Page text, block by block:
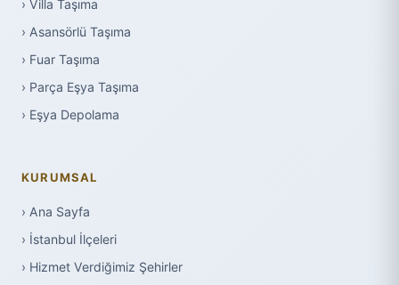
› Villa Taşıma
› Asansörlü Taşıma
› Fuar Taşıma
› Parça Eşya Taşıma
› Eşya Depolama
KURUMSAL
› Ana Sayfa
› İstanbul İlçeleri
› Hizmet Verdiğimiz Şehirler